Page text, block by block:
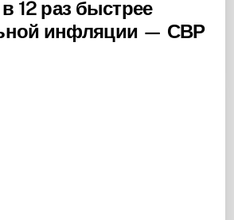
12 раз быстрее
инфляции — СВР